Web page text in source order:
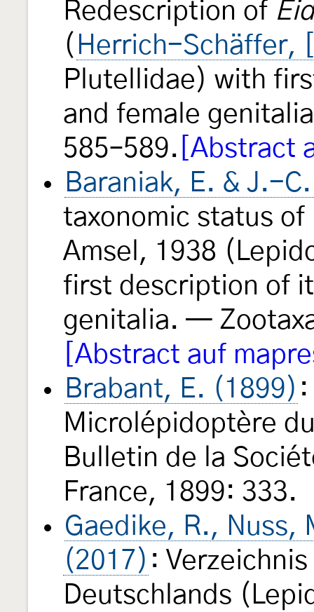
Redescription of
( Herrich-Schäffer,
Plutellidae) with
and female
585–589. [Abstract
Baraniak, E. & J.-
taxonomic status of
Amsel, 1938
first description of
genitalia. —
[Abstract auf
Brabant, E. (1899)
Microlépidoptère
Bulletin de la
France, 1899: 333.
Gaedike, R., Nuss,
(2017) :
Deutschlands